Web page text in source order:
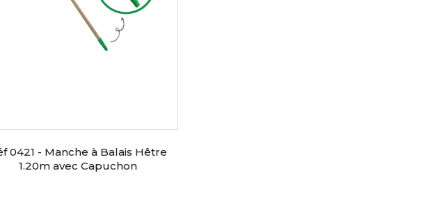
0421 - Manche à Balais Hêtre
1.20m avec Capuchon